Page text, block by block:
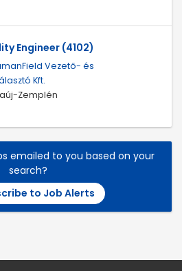
Engineer (4102)
Vezető- és
Kft.
Zemplén
emailed to you based on your
search?
to Job Alerts